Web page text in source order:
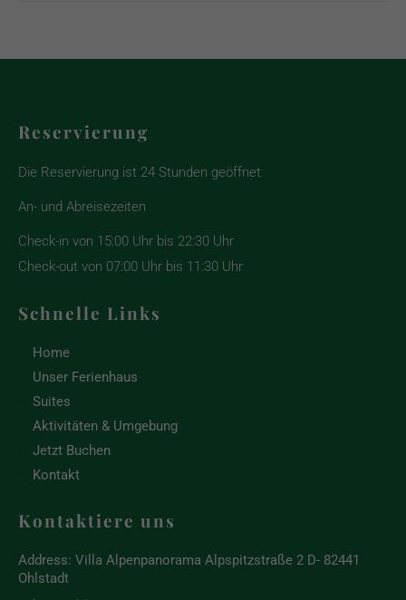
Reservierung
Die Reservierung ist 24 Stunden geöffnet
An- und Abreisezeiten
Check-in von 15:00 Uhr bis 22:30 Uhr
Check-out von 07:00 Uhr bis 11:30 Uhr
Schnelle Links
Home
Unser Ferienhaus
Suites
Aktivitäten & Umgebung
Jetzt Buchen
Kontakt
Kontaktiere uns
Address: Villa Alpenpanorama Alpspitzstraße 2 D- 82441
Ohlstadt